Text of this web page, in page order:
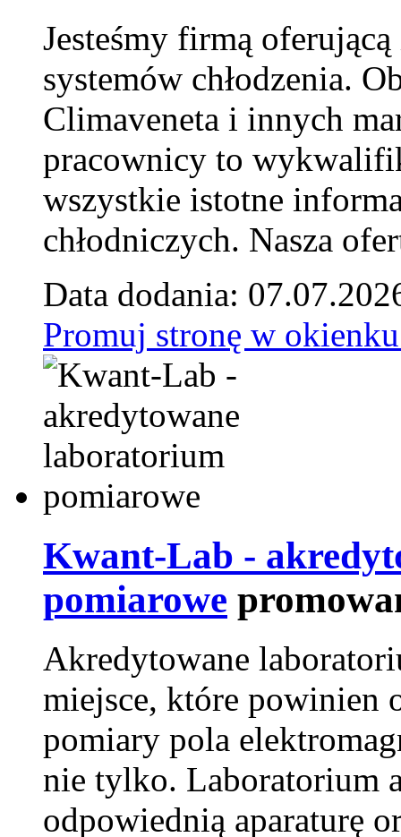
Jesteśmy firmą
systemów chłodzenia.
Climaveneta i innych
pracownicy to
wszystkie istotne
chłodniczych. Nasza
Data dodania:
Promuj stronę w
Kwant-Lab -
pomiarowe
Akredytowane
miejsce, które powinien
pomiary pola
nie tylko. Laboratorium
odpowiednią aparaturę